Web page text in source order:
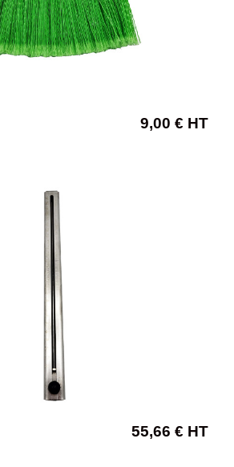
9,00 € HT
55,66 € HT